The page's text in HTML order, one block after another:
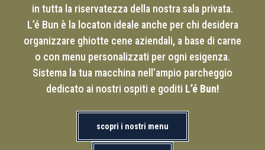
in tutta la riservatezza della nostra sala privata.
L’é Bun è la locaton ideale anche per chi desidera
organizzare ghiotte cene aziendali, a base di carne
o con menu personalizzati per ogni esigenza.
Sistema la tua macchina nell’ampio parcheggio
dedicato ai nostri ospiti e goditi L’é Bun!
scopri i nostri menu